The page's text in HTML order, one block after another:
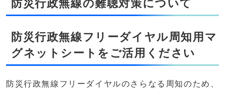
防災行政無線の難聴対策について
防災行政無線フリーダイヤル周知用マ
グネットシートをご活用ください
防災行政無線フリーダイヤルのさらなる周知のため、